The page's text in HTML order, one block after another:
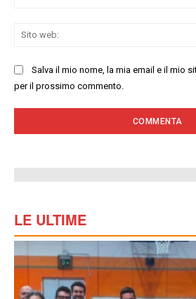
Salva il mio nome, la mia email e il mio
per il prossimo commento.
LE ULTIME